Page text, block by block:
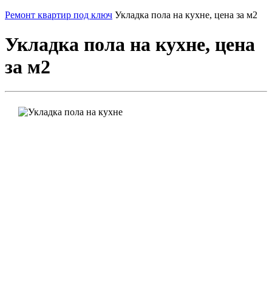
Ремонт квартир под ключ Укладка пола на кухне, цена за м2
Укладка пола на кухне, цена
за м2